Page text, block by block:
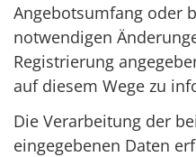
Angebotsumfang oder
notwendigen
Registrierung
auf diesem Wege zu
Die Verarbeitung der
eingegebenen Daten